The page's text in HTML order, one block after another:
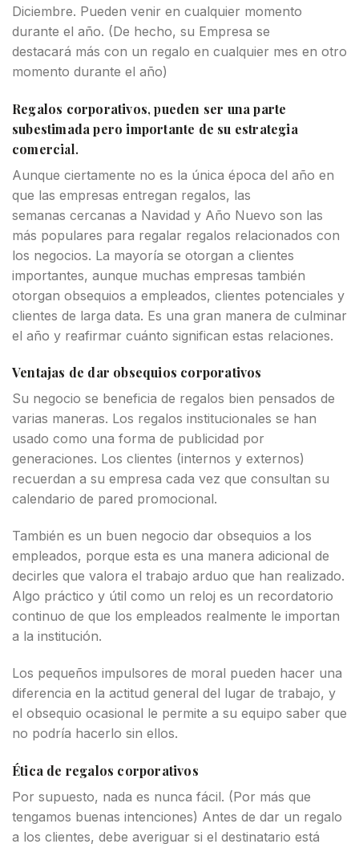
Diciembre. Pueden venir en cualquier momento
durante el año. (De hecho, su Empresa se
destacará más con un regalo en cualquier mes en otro
momento durante el año)
Regalos corporativos, pueden ser una parte
subestimada pero importante de su estrategia
comercial.
Aunque ciertamente no es la única época del año en
que las empresas entregan regalos, las
semanas cercanas a Navidad y Año Nuevo son las
más populares para regalar regalos relacionados con
los negocios. La mayoría se otorgan a clientes
importantes, aunque muchas empresas también
otorgan obsequios a empleados, clientes potenciales y
clientes de larga data. Es una gran manera de culminar
el año y reafirmar cuánto significan estas relaciones.
Ventajas de dar obsequios corporativos
Su negocio se beneficia de regalos bien pensados ​​de
varias maneras. Los regalos institucionales se han
usado como una forma de publicidad por
generaciones. Los clientes (internos y externos)
recuerdan a su empresa cada vez que consultan su
calendario de pared promocional.
También es un buen negocio dar obsequios a los
empleados, porque esta es una manera adicional de
decirles que valora el trabajo arduo que han realizado.
Algo práctico y útil como un reloj es un recordatorio
continuo de que los empleados realmente le importan
a la institución.
Los pequeños impulsores de moral pueden hacer una
diferencia en la actitud general del lugar de trabajo, y
el obsequio ocasional le permite a su equipo saber que
no podría hacerlo sin ellos.
Ética de regalos corporativos
Por supuesto, nada es nunca fácil. (Por más que
tengamos buenas intenciones) Antes de dar un regalo
a los clientes, debe averiguar si el destinatario está